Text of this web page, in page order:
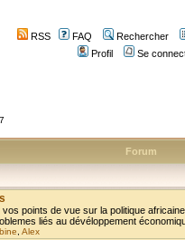
RSS FAQ
Rechercher
Profil
Se
Forum
points de vue sur la politique
liés au dévéloppement
Alex